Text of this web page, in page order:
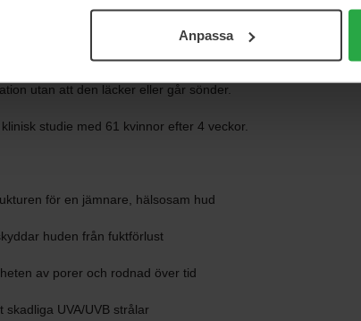
Anpassa
CAN SLEEP IN IT™""
i en lufttät pumpflaska för att leverera en krämig
Locket vrids för att få fram den praktiska pumpen så att
utan att den läcker eller går sönder.
studie med 61 kvinnor efter 4 veckor.
för en jämnare, hälsosam hud
huden från fuktförlust
av porer och rodnad över tid
UVA/UVB strålar